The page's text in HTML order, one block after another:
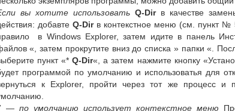
вы хотите использовать Q-Dirв качестве
добавте Q-Dirв контекстное меню (см. пункт №
в Windows Explorer, затем идите в панель
«, затем прокрутите вниз до списка » папки «.
пункт «* Q-Dir«, а затем нажмите кнопку
программой по умолчанию и использоватья для
к Explorer, пройти через тот же процесс и
— по умолчанию использует контекстное меню